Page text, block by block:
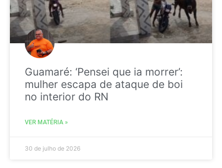
Guamaré: ‘Pensei que ia morrer’:
mulher escapa de ataque de boi
no interior do RN
VER MATÉRIA »
30 de julho de 2026